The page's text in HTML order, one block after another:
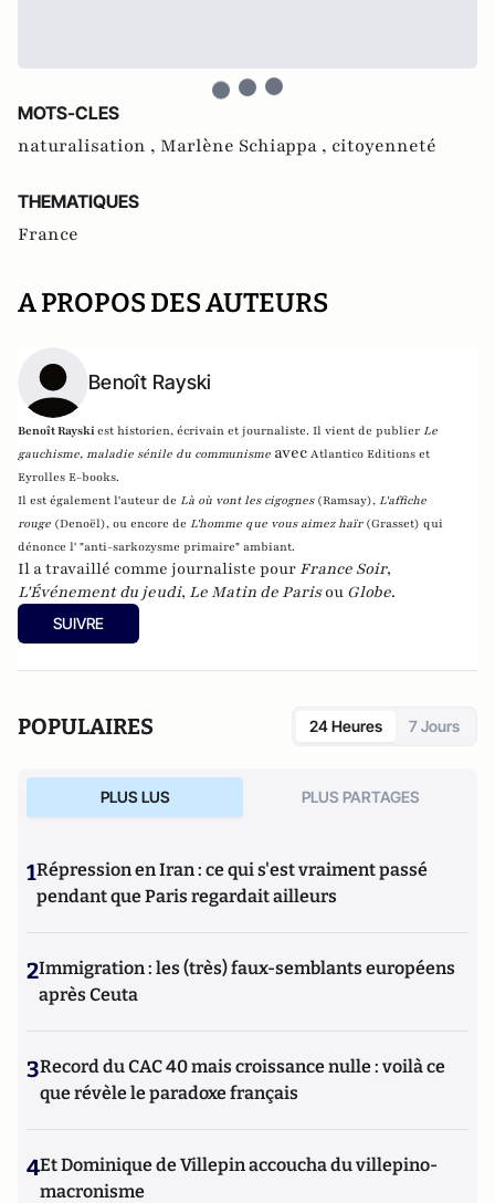
MOTS-CLES
naturalisation , Marlène Schiappa , citoyenneté
THEMATIQUES
France
A PROPOS DES AUTEURS
Benoît Rayski
Benoît Rayskiest historien, écrivain et journaliste. Il vient de publier Le
gauchisme, maladie sénile du communisme avec Atlantico Editions et
Eyrolles E-books.
Il est également l'auteur de Là où vont les cigognes (Ramsay), L'affiche
rouge (Denoël), ou encore de L'homme que vous aimez haïr (Grasset) qui
dénonce l' "anti-sarkozysme primaire" ambiant.
Il a travaillé comme journaliste pour France Soir,
L'Événement du jeudi, Le Matin de Parisou Globe.
SUIVRE
POPULAIRES 24 Heures 7 Jours
PLUS LUS PLUS PARTAGES
1Répression en Iran : ce qui s'est vraiment passé
pendant que Paris regardait ailleurs
2Immigration : les (très) faux-semblants européens
après Ceuta
3Record du CAC 40 mais croissance nulle : voilà ce
que révèle le paradoxe français
4Et Dominique de Villepin accoucha du villepino-
macronisme